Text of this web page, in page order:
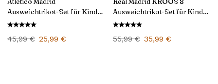
Ausweichtrikot-Set für Kinder
2024/25
45,99€ 25,99 €
Ausweichtrikot-Set für Kinder
2024/25
55,99€ 35,99 €